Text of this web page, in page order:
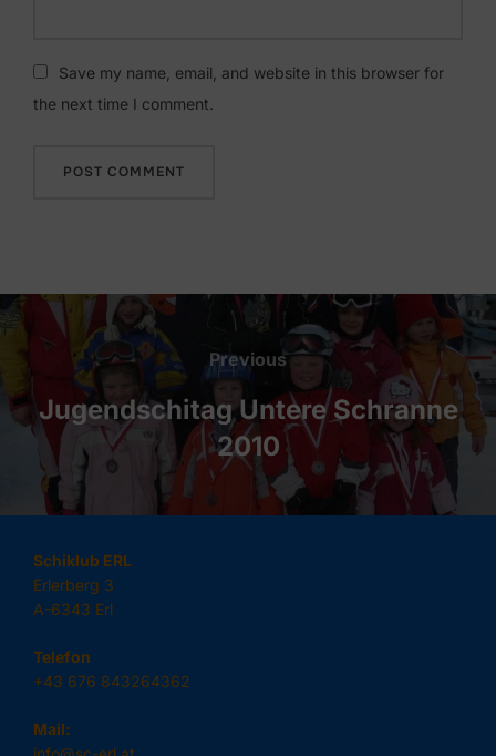
Save my name, email, and website in this browser for
the next time I comment.
Beitragsnavigation
Previous
Previous
Jugendschitag Untere Schranne
2010
Schiklub ERL
Erlerberg 3
A-6343 Erl
Telefon
+43 676 843264362
Mail: